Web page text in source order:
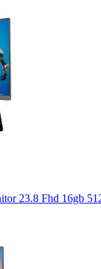
23.8 Fhd 16gb